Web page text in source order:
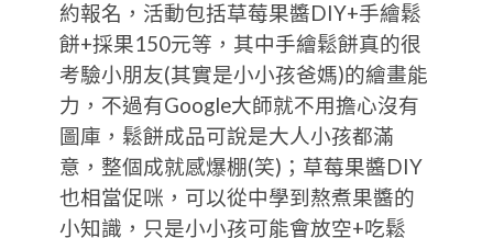
約報名，活動包括草莓果醬DIY+手繪鬆
餅+採果150元等，其中手繪鬆餅真的很
考驗小朋友(其實是小小孩爸媽)的繪畫能
力，不過有Google大師就不用擔心沒有
圖庫，鬆餅成品可說是大人小孩都滿
意，整個成就感爆棚(笑)；草莓果醬DIY
也相當促咪，可以從中學到熬煮果醬的
小知識，只是小小孩可能會放空+吃鬆